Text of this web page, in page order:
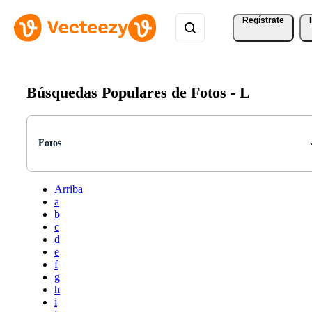
Regístrate
Búsquedas Populares de Fotos - L
Fotos
Arriba
a
b
c
d
e
f
g
h
i